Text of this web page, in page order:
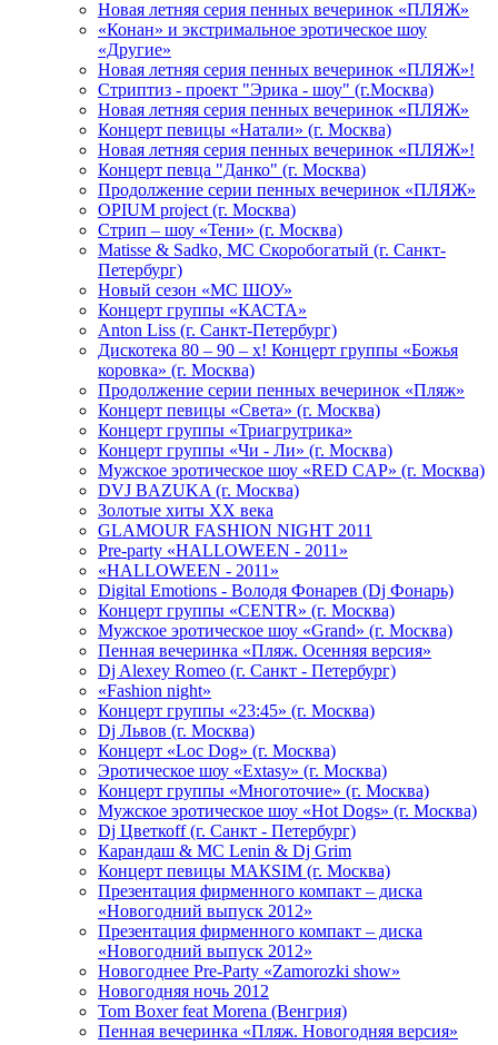
Новая летняя серия пенных вечеринок «ПЛЯЖ»
«Конан» и экстримальное эротическое шоу
«Другие»
Новая летняя серия пенных вечеринок «ПЛЯЖ»!
Стриптиз - проект "Эрика - шоу" (г.Москва)
Новая летняя серия пенных вечеринок «ПЛЯЖ»
Концерт певицы «Натали» (г. Москва)
Новая летняя серия пенных вечеринок «ПЛЯЖ»!
Концерт певца "Данко" (г. Москва)
Продолжение серии пенных вечеринок «ПЛЯЖ»
OPIUM project (г. Москва)
Стрип – шоу «Тени» (г. Москва)
Matissе & Sadko, MC Скоробогатый (г. Санкт-
Петербург)
Новый сезон «МС ШОУ»
Концерт группы «КАСТА»
Anton Liss (г. Санкт-Петербург)
Дискотека 80 – 90 – х! Концерт группы «Божья
коровка» (г. Москва)
Продолжение серии пенных вечеринок «Пляж»
Концерт певицы «Света» (г. Москва)
Концерт группы «Триагрутрика»
Концерт группы «Чи - Ли» (г. Москва)
Мужское эротическое шоу «RED CAP» (г. Москва)
DVJ BAZUKA (г. Москва)
Золотые хиты XX века
GLAMOUR FASHION NIGHT 2011
Pre-party «HALLOWEEN - 2011»
«HALLOWEEN - 2011»
Digital Emotions - Володя Фонарев (Dj Фонарь)
Концерт группы «CENTR» (г. Москва)
Мужское эротическое шоу «Grand» (г. Москва)
Пенная вечеринка «Пляж. Осенняя версия»
Dj Alexey Romeo (г. Санкт - Петербург)
«Fashion night»
Концерт группы «23:45» (г. Москва)
Dj Львов (г. Москва)
Концерт «Loc Dog» (г. Москва)
Эротическое шоу «Extasy» (г. Москва)
Концерт группы «Многоточие» (г. Москва)
Мужское эротическое шоу «Hot Dogs» (г. Москва)
Dj Цветкоff (г. Санкт - Петербург)
Карандаш & МС Lenin & Dj Grim
Концерт певицы МАКSIМ (г. Москва)
Презентация фирменного компакт – диска
«Новогодний выпуск 2012»
Презентация фирменного компакт – диска
«Новогодний выпуск 2012»
Новогоднее Pre-Party «Zamorozki show»
Новогодняя ночь 2012
Tom Boxer feat Morena (Венгрия)
Пенная вечеринка «Пляж. Новогодняя версия»